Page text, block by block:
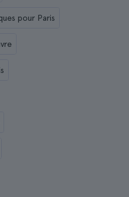
pour Paris